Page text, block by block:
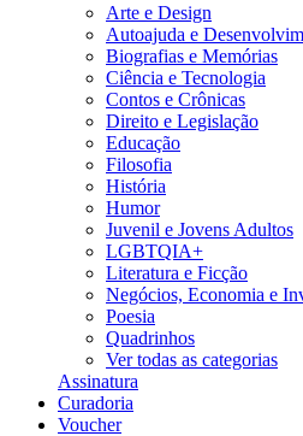
Arte e Design
Autoajuda e
Biografias e Memórias
Ciência e Tecnologia
Contos e Crônicas
Direito e Legislação
Educação
Filosofia
História
Humor
Juvenil e Jovens Adultos
LGBTQIA+
Literatura e Ficção
Negócios, Economia e
Poesia
Quadrinhos
Ver todas as categorias
Assinatura
Curadoria
Voucher